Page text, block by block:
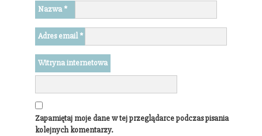
Nazwa*
Adres email*
Witryna internetowa
Zapamiętaj moje dane w tej przeglądarce podczas pisania
kolejnych komentarzy.